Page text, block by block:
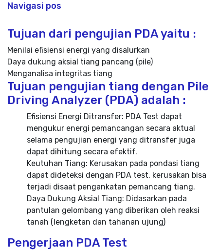
Navigasi pos
Tujuan dari pengujian PDA yaitu :
Menilai efisiensi energi yang disalurkan
Daya dukung aksial tiang pancang (pile)
Menganalisa integritas tiang
Tujuan pengujian tiang dengan Pile
Driving Analyzer (PDA) adalah :
Efisiensi Energi Ditransfer: PDA Test dapat
mengukur energi pemancangan secara aktual
selama pengujian energi yang ditransfer juga
dapat dihitung secara efektif.
Keutuhan Tiang: Kerusakan pada pondasi tiang
dapat dideteksi dengan PDA test, kerusakan bisa
terjadi disaat pengankatan pemancang tiang.
Daya Dukung Aksial Tiang: Didasarkan pada
pantulan gelombang yang diberikan oleh reaksi
tanah (lengketan dan tahanan ujung)
Pengerjaan PDA Test